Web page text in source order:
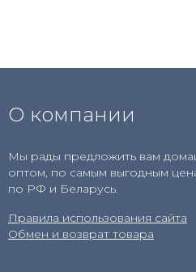
О компании
Мы рады предложить вам
оптом, по самым выгодным
по РФ и Беларусь.
Правила использования сайта
Обмен и возврат товара